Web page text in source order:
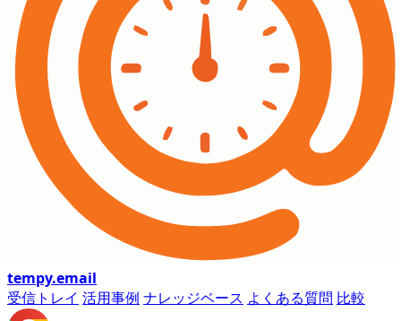
tempy.email
受信トレイ 活用事例 ナレッジベース よくある質問 比較